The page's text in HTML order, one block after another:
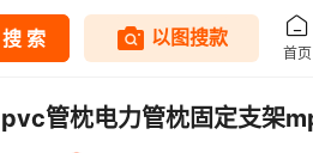
pvc管枕电力管枕固定支架